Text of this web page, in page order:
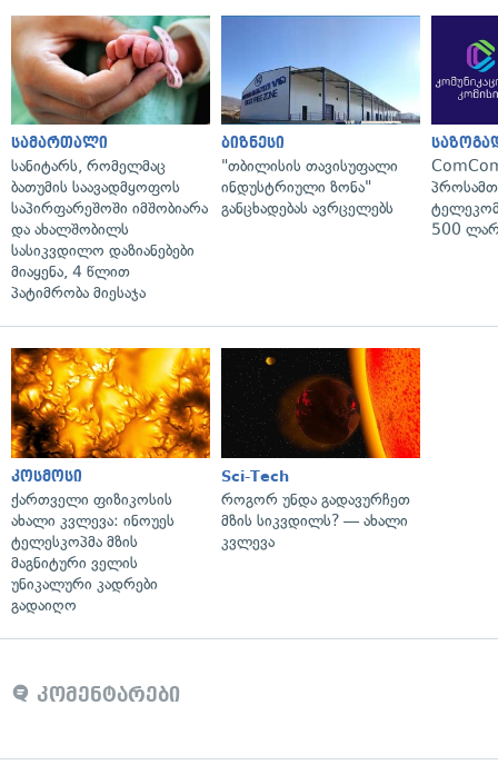
სამართალი
სანიტარს, რომელმაც
ბათუმის საავადმყოფოს
საპირფარეშოში იმშობიარა
და ახალშობილს
სასიკვდილო დაზიანებები
მიაყენა, 4 წლით
პატიმრობა მიესაჯა
ბიზნესი
"თბილისის თავისუფალი
ინდუსტრიული ზონა"
განცხადებას ავრცელებს
500
კოსმოსი
ქართველი ფიზიკოსის
ახალი კვლევა: ინოუეს
ტელესკოპმა მზის
მაგნიტური ველის
უნიკალური კადრები
გადაიღო
Sci-Tech
როგორ უნდა გადავურჩეთ
მზის სიკვდილს? — ახალი
კვლევა
კომენტარები